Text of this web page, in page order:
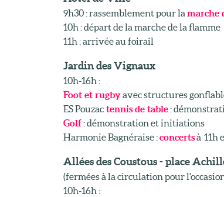
9h30 : rassemblement pour la marche
10h : départ de la marche de la flamme
11h : arrivée au foirail
Jardin des Vignaux
10h-16h :
Foot et rugbyavec structures
ES Pouzac tennis de table:
Golf: démonstration et initiations
Harmonie Bagnéraise :concertsà 11h
Allées des Coustous - place
(fermées à la circulation pour
10h-16h :